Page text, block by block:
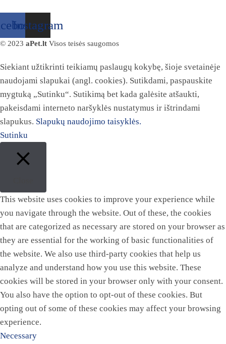
Instagram
© 2023 aPet.lt Visos teisės saugomos
Siekiant užtikrinti teikiamų paslaugų kokybę, šioje svetainėje
naudojami slapukai (angl. cookies). Sutikdami, paspauskite
mygtuką „Sutinku“. Sutikimą bet kada galėsite atšaukti,
pakeisdami interneto naršyklės nustatymus ir ištrindami
slapukus. Slapukų naudojimo taisyklės.
Sutinku
This website uses cookies to improve your experience while
you navigate through the website. Out of these, the cookies
that are categorized as necessary are stored on your browser as
they are essential for the working of basic functionalities of
the website. We also use third-party cookies that help us
analyze and understand how you use this website. These
cookies will be stored in your browser only with your consent.
You also have the option to opt-out of these cookies. But
opting out of some of these cookies may affect your browsing
experience.
Necessary